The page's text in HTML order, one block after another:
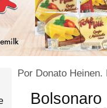
Por Donato Heinen.